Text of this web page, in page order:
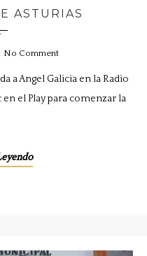
ASTURIAS
No Comment
a Angel Galicia en la Radio
el Play para comenzar la